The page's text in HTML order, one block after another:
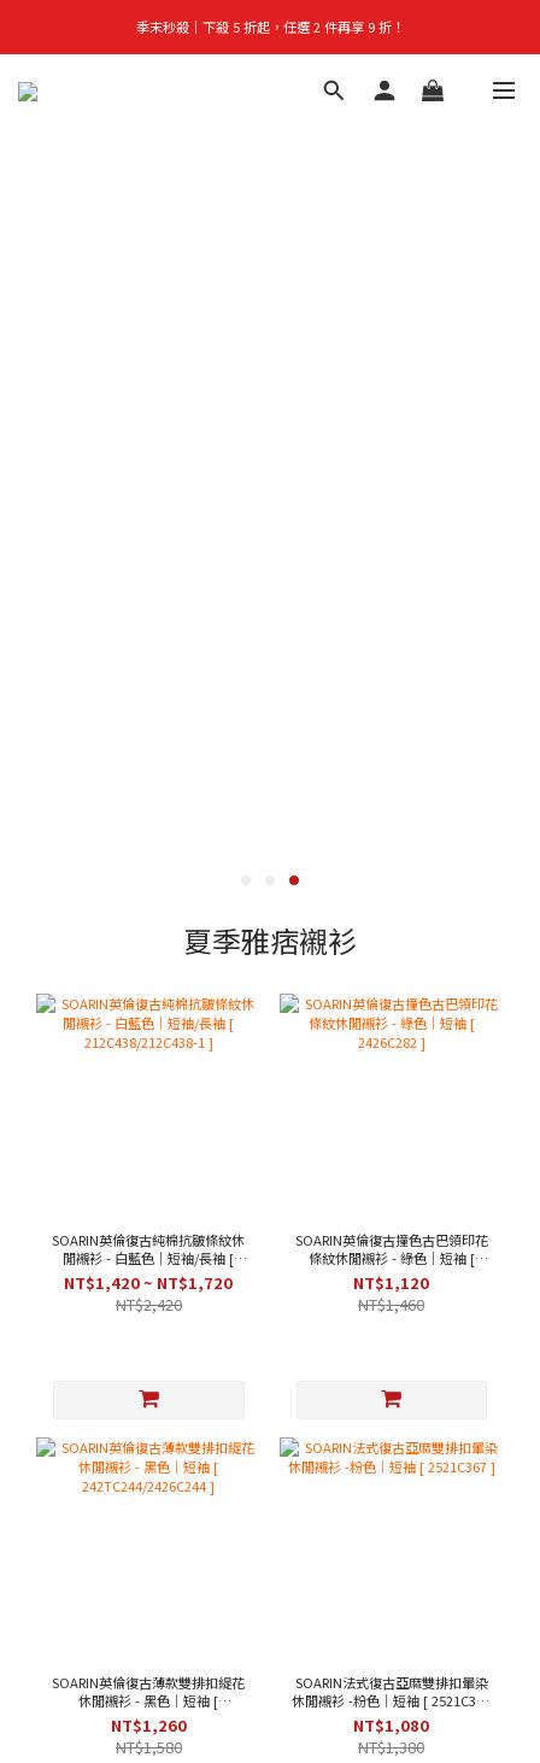
首購禮｜加入會員＞滿$999超取免運費！
👑立即成為VIP｜全館商品 75 折起！
夏季雅痞襯衫
SOARIN英倫復古純棉抗皺條紋休
閒襯衫 - 白藍色｜短袖/長袖 [
212C438/212C438-1 ]
NT$1,420 ~ NT$1,720
NT$2,420
SOARIN英倫復古撞色古巴領印花
條紋休閒襯衫 - 綠色｜短袖 [
2426C282 ]
NT$1,120
NT$1,460
SOARIN英倫復古薄款雙排扣緹花
休閒襯衫 - 黑色｜短袖 [
242TC244/2426C244 ]
NT$1,260
NT$1,580
SOARIN法式復古亞麻雙排扣暈染
休閒襯衫 -粉色｜短袖 [ 2521C367
]
NT$1,080
NT$1,380